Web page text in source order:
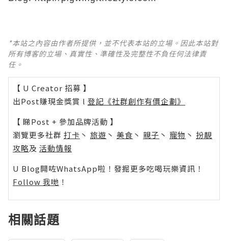
*本站之內容由作者所提供，並不代表本站的立場。因此本站對
所有博客的立場、真實性、準確性及完整性不負任何法律責
任。
【 U Creator 招募 】
出Post賺現金獎賞 l 登記《社群創作有價企劃》
【 睇Post + 參加品牌活動 】
瀏覽更多社群 打卡 丶 旅遊 丶 美食 丶 親子 丶 寵物 丶 扮靚
攻略及 活動情報
U Blog開咗WhatsApp啦！發掘更多吃喝玩樂資訊！
Follow 我哋 ！
相關話題